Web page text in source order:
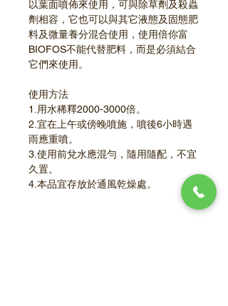
以葉面噴佈來使用，可與除草劑及殺蟲
劑相容，它也可以與其它液態及固態肥
料及微量養分混合使用，使用倍你富
BIOFOS不能代替肥料，而是必須結合
它們來使用。
使用方法
1.用水稀釋2000-3000倍。
2.宜在上午或傍晚噴施，噴後6小時遇
雨應重噴。
3.使用前兌水應混勻，隨用隨配，不宜
久置。
4.本品宜存放於通風乾燥處。